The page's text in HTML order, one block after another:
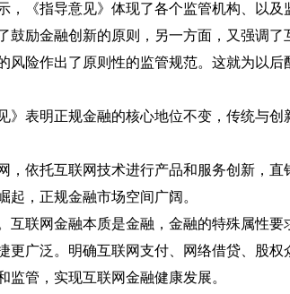
《指导意见》体现了各个监管机构、以及
鼓励金融创新的原则，另一方面，又强调了
风险作出了原则性的监管规范。这就为以后
》表明正规金融的核心地位不变，传统与创
依托互联网技术进行产品和服务创新，直
，正规金融市场空间广阔。
联网金融本质是金融，金融的特殊属性要
更广泛。明确互联网支付、网络借贷、股权
管，实现互联网金融健康发展。